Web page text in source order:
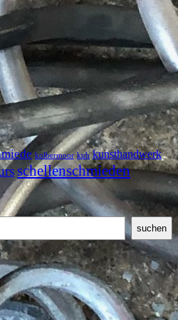
kolbermoor kuh kunsthandwerk
schellenschmieden
suchen